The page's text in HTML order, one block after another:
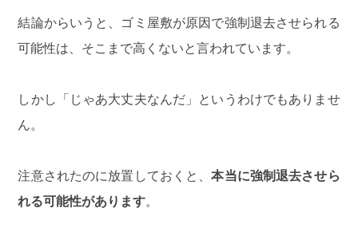
結論からいうと、ゴミ屋敷が原因で強制退去させられる
可能性は、そこまで高くないと言われています。
しかし「じゃあ大丈夫なんだ」というわけでもありませ
ん。
注意されたのに放置しておくと、本当に強制退去させら
れる可能性があります。